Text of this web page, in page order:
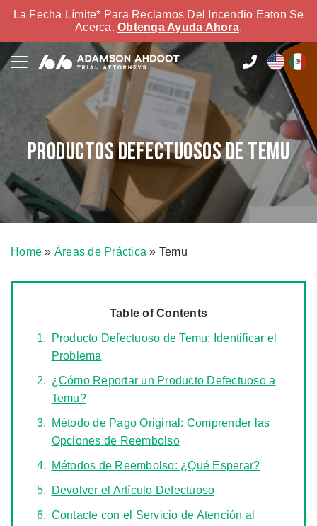
La Fecha Límite* Para Reclamos Del Incendio Eaton Se
Acerca. Obtenga Ayuda Ahora.
Productos Defectuosos de Temu
Home » Áreas de Práctica » Temu
Table of Contents
Producto Defectuoso de Temu: Identificar el
Problema
¿Cómo Reportar un Producto Defectuoso a
Temu?
Método de Pago Original: Comprender las
Opciones de Reembolso
Métodos de Reembolso: ¿Qué Esperar?
Devolver el Artículo Defectuoso
Contacte con el Servicio de Atención al